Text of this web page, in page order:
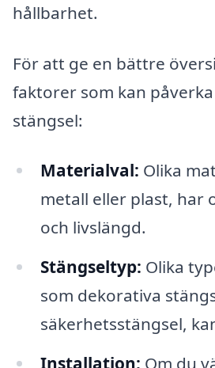
hållbarhet.
För att ge en bättre
faktorer som kan
stängsel:
Materialval: Olika
metall eller plast, har
och livslängd.
Stängseltyp: Olika
som dekorativa
säkerhetsstängsel,
Installation: Om du